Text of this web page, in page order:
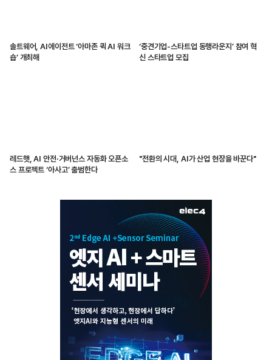
솔트웨어, AI에이전트 ‘아마존 퀵 AI 워크
숍’ 개최해
‘중견기업-스타트업 동행라운지’ 참여 혁
신 스타트업 모집
레드햇, AI 안전·거버넌스 자동화 오픈소
스 프로젝트 ‘아사고’ 출범한다
"전환의 시대, AI가 산업 현장을 바꾼다"